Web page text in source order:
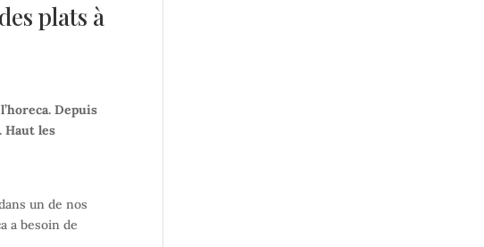
plats à
Depuis
Haut les
un de nos
a besoin de